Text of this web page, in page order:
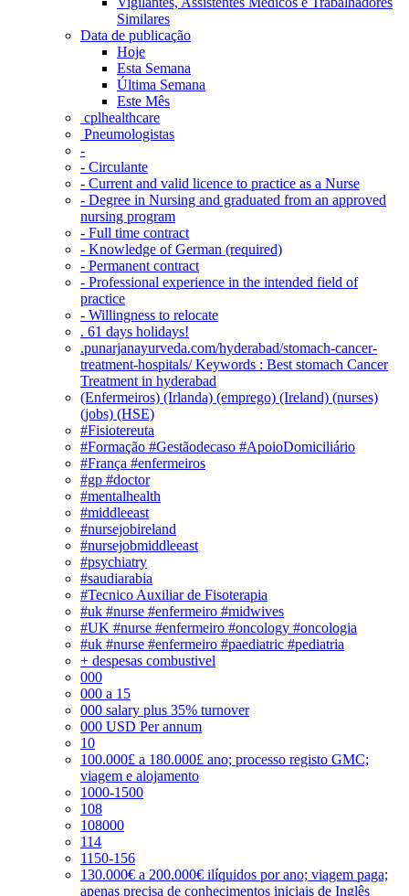
Similares
Data de publicação
Hoje
Esta Semana
Última Semana
Este Mês
‎ cplhealthcare‬
Pneumologistas
-
- Circulante
- Current and valid licence to practice as a Nurse
- Degree in Nursing and graduated from an approved
nursing program
- Full time contract
- Knowledge of German (required)
- Permanent contract
- Professional experience in the intended field of
practice
- Willingness to relocate
. 61 days holidays!
.punarjanayurveda.com/hyderabad/stomach-cancer-
treatment-hospitals/ Keywords : Best stomach Cancer
Treatment in hyderabad
(Enfermeiros) (Irlanda) (emprego) (Ireland) (nurses)
(jobs) (HSE)
#Fisiotereuta
#Formação #Gestãodecaso #ApoioDomiciliário
#França #enfermeiros
#gp #doctor
#mentalhealth
#middleeast
#nursejobireland
#nursejobmiddleeast
#psychiatry
#saudiarabia
#Tecnico Auxiliar de Fisoterapia
#uk #nurse #enfermeiro #midwives
#UK #nurse #enfermeiro #oncology #oncologia
#uk #nurse #enfermeiro #paediatric #pediatria
+ despesas combustivel
000
000 a 15
000 salary plus 35% turnover
000 USD Per annum
10
100.000£ a 180.000£ ano; processo registo GMC;
viagem e alojamento
1000-1500
108
108000
114
1150-156
130.000€ a 200.000€ ilíquidos por ano; viagem paga;
apenas precisa de conhecimentos iniciais de Inglês